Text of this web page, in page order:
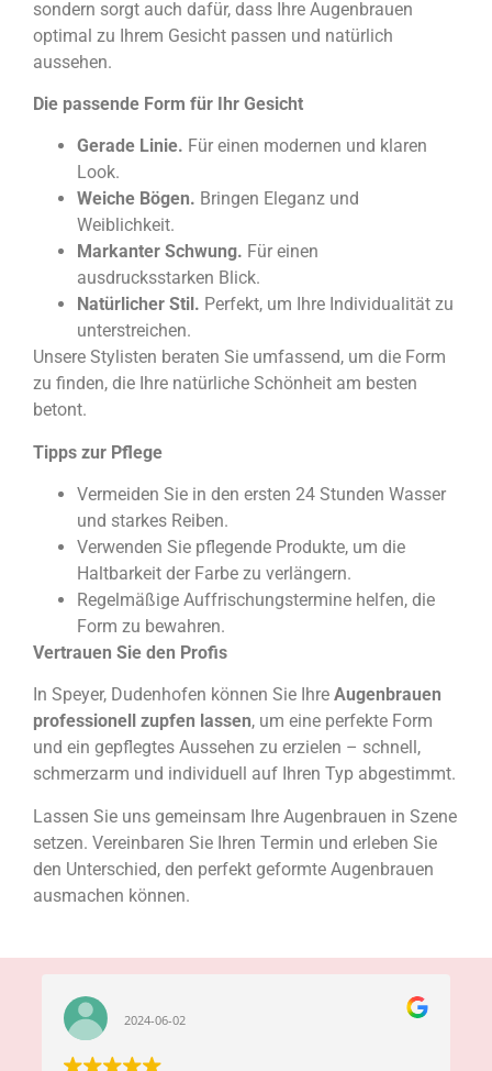
sondern sorgt auch dafür, dass Ihre Augenbrauen
optimal zu Ihrem Gesicht passen und natürlich
aussehen.
Die passende Form für Ihr Gesicht
Gerade Linie. Für einen modernen und klaren
Look.
Weiche Bögen. Bringen Eleganz und
Weiblichkeit.
Markanter Schwung. Für einen
ausdrucksstarken Blick.
Natürlicher Stil . Perfekt, um Ihre Individualität zu
unterstreichen.
Unsere Stylisten beraten Sie umfassend, um die Form
zu finden, die Ihre natürliche Schönheit am besten
betont.
Tipps zur Pflege
Vermeiden Sie in den ersten 24 Stunden Wasser
und starkes Reiben.
Verwenden Sie pflegende Produkte, um die
Haltbarkeit der Farbe zu verlängern.
Regelmäßige Auffrischungstermine helfen, die
Form zu bewahren.
Vertrauen Sie den Profis
In Speyer, Dudenhofen können Sie Ihre Augenbrauen
professionell zupfen lassen, um eine perfekte Form
und ein gepflegtes Aussehen zu erzielen – schnell,
schmerzarm und individuell auf Ihren Typ abgestimmt.
Lassen Sie uns gemeinsam Ihre Augenbrauen in Szene
setzen. Vereinbaren Sie Ihren Termin und erleben Sie
den Unterschied, den perfekt geformte Augenbrauen
ausmachen können.
2024-06-02